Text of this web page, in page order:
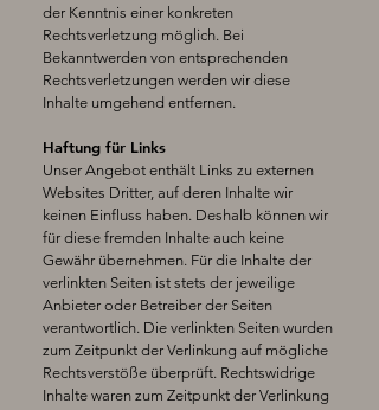
der Kenntnis einer konkreten
Rechtsverletzung möglich. Bei
Bekanntwerden von entsprechenden
Rechtsverletzungen werden wir diese
Inhalte umgehend entfernen.
Haftung für Links
Unser Angebot enthält Links zu externen
Websites Dritter, auf deren Inhalte wir
keinen Einfluss haben. Deshalb können wir
für diese fremden Inhalte auch keine
Gewähr übernehmen. Für die Inhalte der
verlinkten Seiten ist stets der jeweilige
Anbieter oder Betreiber der Seiten
verantwortlich. Die verlinkten Seiten wurden
zum Zeitpunkt der Verlinkung auf mögliche
Rechtsverstöße überprüft. Rechtswidrige
Inhalte waren zum Zeitpunkt der Verlinkung